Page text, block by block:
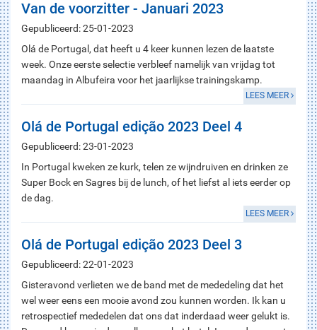
Van de voorzitter - Januari 2023
Gepubliceerd: 25-01-2023
Olá de Portugal, dat heeft u 4 keer kunnen lezen de laatste
week. Onze eerste selectie verbleef namelijk van vrijdag tot
maandag in Albufeira voor het jaarlijkse trainingskamp.
LEES MEER
Olá de Portugal edição 2023 Deel 4
Gepubliceerd: 23-01-2023
In Portugal kweken ze kurk, telen ze wijndruiven en drinken ze
Super Bock en Sagres bij de lunch, of het liefst al iets eerder op
de dag.
LEES MEER
Olá de Portugal edição 2023 Deel 3
Gepubliceerd: 22-01-2023
Gisteravond verlieten we de band met de mededeling dat het
wel weer eens een mooie avond zou kunnen worden. Ik kan u
retrospectief mededelen dat ons dat inderdaad weer gelukt is.